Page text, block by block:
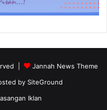
|
Jannah News Theme
by SiteGround
Iklan